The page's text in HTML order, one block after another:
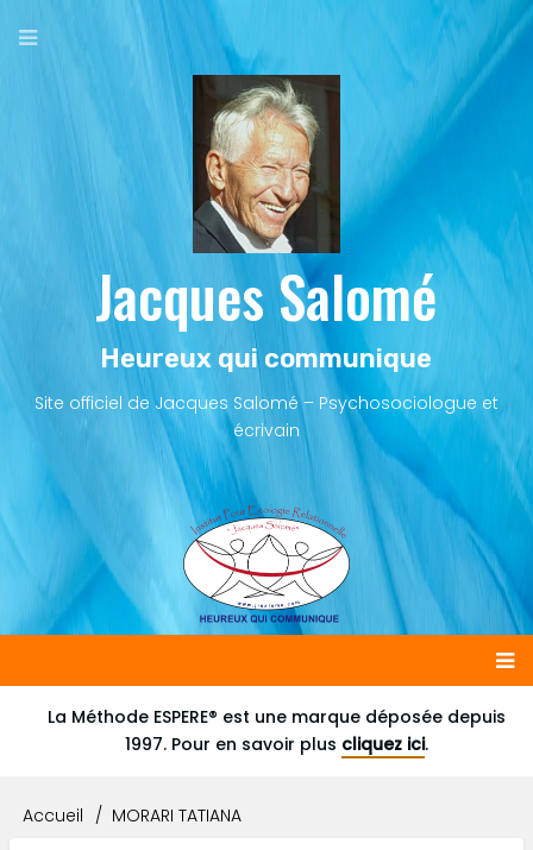
au
Jacques Salomé
Heureux qui communique
Site officiel de Jacques Salomé – Psychosociologue et
écrivain
Main
navigation
La Méthode ESPERE® est une marque déposée depuis
1997. Pour en savoir plus cliquez ici.
FilAccueil MORARI TATIANA